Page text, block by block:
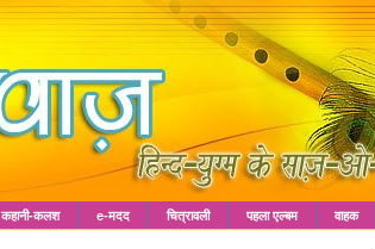
कहानी-कलश e-मदद चित्रावली पहला एल्बम वाहक